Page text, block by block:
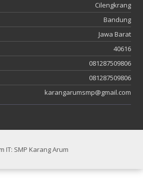
Cilengkrang
Bandung
Jawa Barat
40616
081287509806
081287509806
karangarumsmp@gmail.com
IT: SMP Karang Arum